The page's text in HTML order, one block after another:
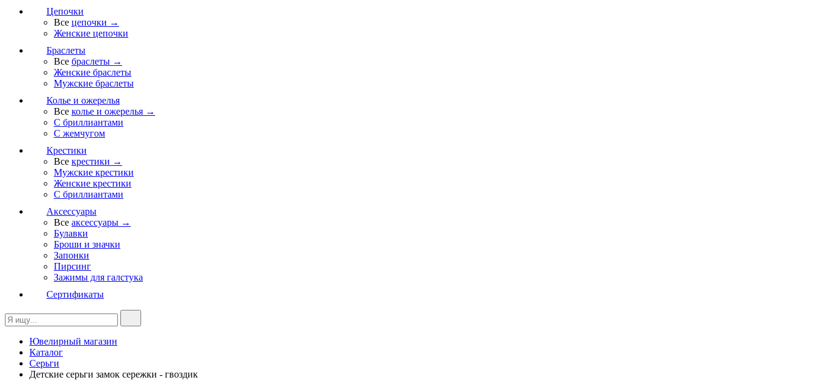
Цепочки
Все цепочки →
Женские цепочки
Браслеты
Все браслеты →
Женские браслеты
Мужские браслеты
Колье и ожерелья
Все колье и ожерелья →
С бриллиантами
С жемчугом
Крестики
Все крестики →
Мужские крестики
Женские крестики
С бриллиантами
Аксессуары
Все аксессуары →
Булавки
Броши и значки
Запонки
Пирсинг
Зажимы для галстука
Сертификаты
Ювелирный магазин
Каталог
Серьги
Детские серьги замок сережки - гвоздик